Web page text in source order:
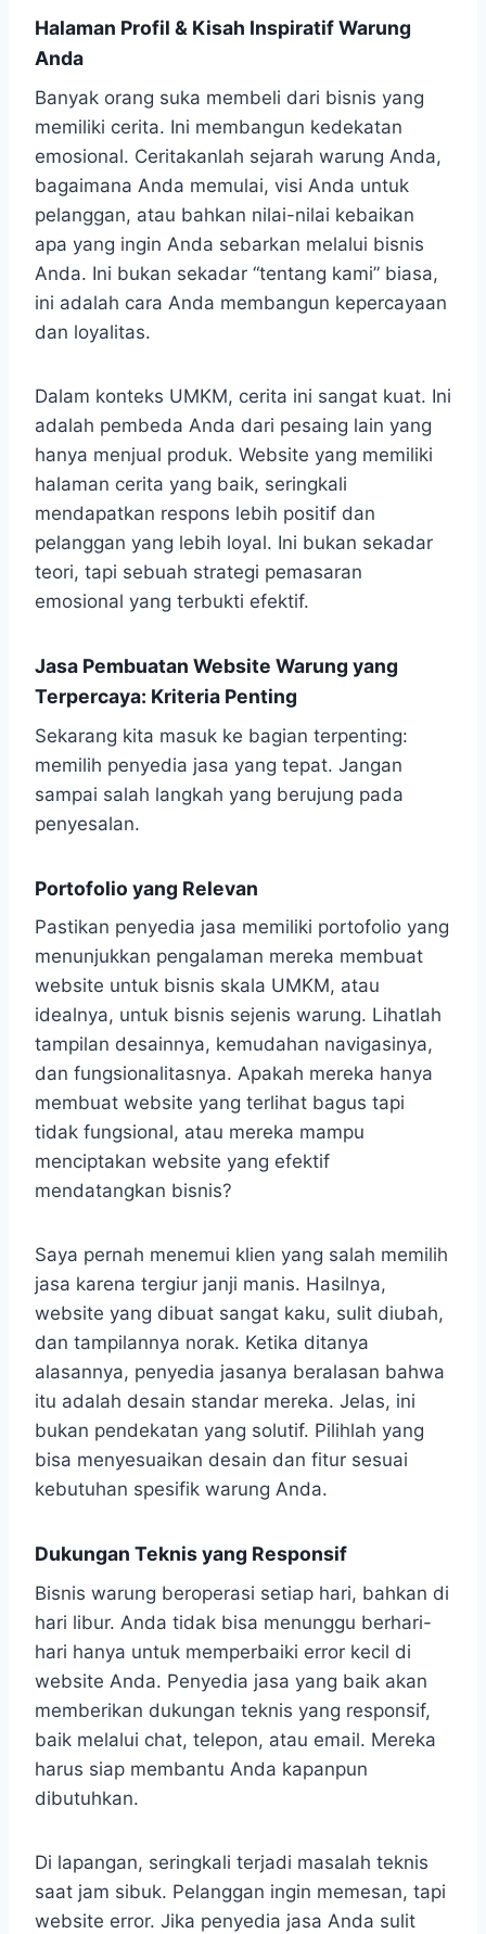
Halaman Profil & Kisah Inspiratif Warung
Anda
Banyak orang suka membeli dari bisnis yang
memiliki cerita. Ini membangun kedekatan
emosional. Ceritakanlah sejarah warung Anda,
bagaimana Anda memulai, visi Anda untuk
pelanggan, atau bahkan nilai-nilai kebaikan
apa yang ingin Anda sebarkan melalui bisnis
Anda. Ini bukan sekadar “tentang kami” biasa,
ini adalah cara Anda membangun kepercayaan
dan loyalitas.
Dalam konteks UMKM, cerita ini sangat kuat. Ini
adalah pembeda Anda dari pesaing lain yang
hanya menjual produk. Website yang memiliki
halaman cerita yang baik, seringkali
mendapatkan respons lebih positif dan
pelanggan yang lebih loyal. Ini bukan sekadar
teori, tapi sebuah strategi pemasaran
emosional yang terbukti efektif.
Jasa Pembuatan Website Warung yang
Terpercaya: Kriteria Penting
Sekarang kita masuk ke bagian terpenting:
memilih penyedia jasa yang tepat. Jangan
sampai salah langkah yang berujung pada
penyesalan.
Portofolio yang Relevan
Pastikan penyedia jasa memiliki portofolio yang
menunjukkan pengalaman mereka membuat
website untuk bisnis skala UMKM, atau
idealnya, untuk bisnis sejenis warung. Lihatlah
tampilan desainnya, kemudahan navigasinya,
dan fungsionalitasnya. Apakah mereka hanya
membuat website yang terlihat bagus tapi
tidak fungsional, atau mereka mampu
menciptakan website yang efektif
mendatangkan bisnis?
Saya pernah menemui klien yang salah memilih
jasa karena tergiur janji manis. Hasilnya,
website yang dibuat sangat kaku, sulit diubah,
dan tampilannya norak. Ketika ditanya
alasannya, penyedia jasanya beralasan bahwa
itu adalah desain standar mereka. Jelas, ini
bukan pendekatan yang solutif. Pilihlah yang
bisa menyesuaikan desain dan fitur sesuai
kebutuhan spesifik warung Anda.
Dukungan Teknis yang Responsif
Bisnis warung beroperasi setiap hari, bahkan di
hari libur. Anda tidak bisa menunggu berhari-
hari hanya untuk memperbaiki error kecil di
website Anda. Penyedia jasa yang baik akan
memberikan dukungan teknis yang responsif,
baik melalui chat, telepon, atau email. Mereka
harus siap membantu Anda kapanpun
dibutuhkan.
Di lapangan, seringkali terjadi masalah teknis
saat jam sibuk. Pelanggan ingin memesan, tapi
website error. Jika penyedia jasa Anda sulit